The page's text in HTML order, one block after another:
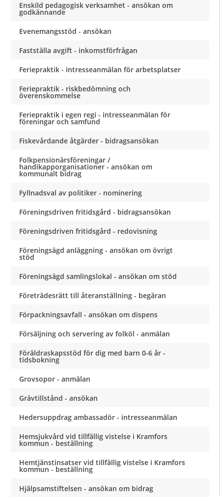
Enskild pedagogisk verksamhet - ansökan om
godkännande
Evenemangsstöd - ansökan
Fastställa avgift - inkomstförfrågan
Feriepraktik - intresseanmälan för arbetsplatser
Feriepraktik - riskbedömning och
överenskommelse
Feriepraktik i egen regi - intresseanmälan för
föreningar och samfund
Fiskevårdande åtgärder - bidragsansökan
Folkpensionärsföreningar /
handikapporganisationer - ansökan om
kommunalt bidrag
Fyllnadsval av politiker - nominering
Föreningsdriven fritidsgård - bidragsansökan
Föreningsdriven fritidsgård - redovisning
Föreningsägd anläggning - ansökan om övrigt
stöd
Föreningsägd samlingslokal - ansökan om stöd
Företrädesrätt till återanställning - begäran
Förpackningsavfall - ansökan om dispens
Försäljning och servering av folköl - anmälan
Föräldraskapsstöd för dig med barn 0-6 år -
tidsbokning
Grovsopor - anmälan
Grävtillstånd - ansökan
Hedersuppdrag ambassadör - intresseanmälan
Hemsjukvård vid tillfällig vistelse i Kramfors
kommun - beställning
Hemtjänstinsatser vid tillfällig vistelse i Kramfors
kommun - beställning
Hjälpsamstiftelsen - ansökan om bidrag